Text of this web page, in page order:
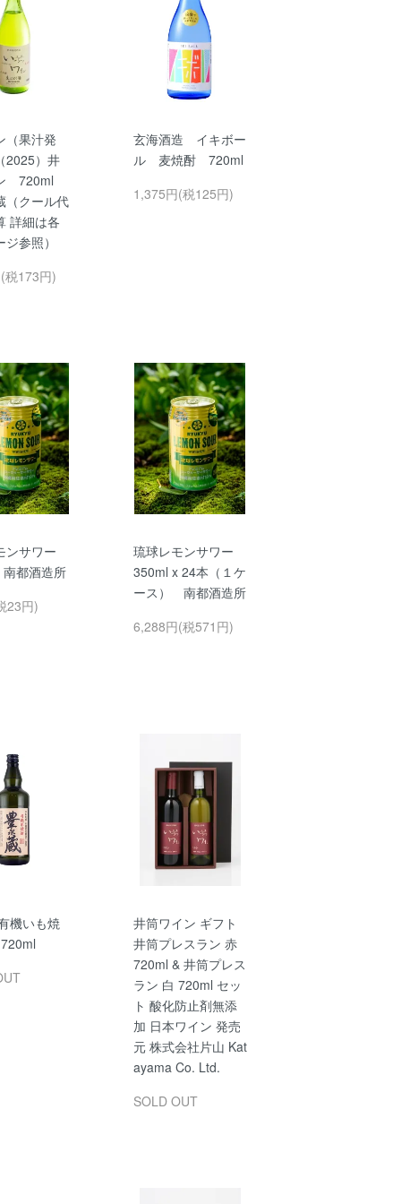
（果汁発
2025）井
720ml
クール代
詳細は各
参照）
税173円)
玄海酒造 イキボー
ル 麦焼酎 720ml
1,375円(税125円)
ンサワー
都酒造所
23円)
琉球レモンサワー
350ml x 24本（１ケ
ース） 南都酒造所
6,288円(税571円)
機いも焼
井筒ワイン ギフト
井筒プレスラン 赤
720ml & 井筒プレス
ラン 白 720ml セッ
ト 酸化防止剤無添
加 日本ワイン 発売
元 株式会社片山 Kat
ayama Co. Ltd.
SOLD OUT